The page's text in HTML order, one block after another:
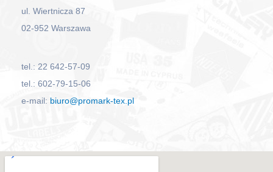
ul. Wiertnicza 87
02-952 Warszawa
tel.: 22 642-57-09
tel.: 602-79-15-06
e-mail: biuro@promark-tex.pl